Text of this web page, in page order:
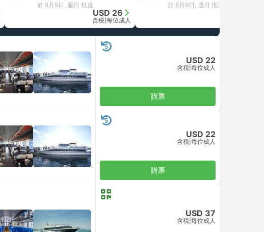
於 8月9日, 週日 抵達
USD 26
含税 每位成人
於 8月9日, 週日 抵達
USD 22
含税 每位成人
購票
USD 22
含税 每位成人
購票
USD 37
含税 每位成人